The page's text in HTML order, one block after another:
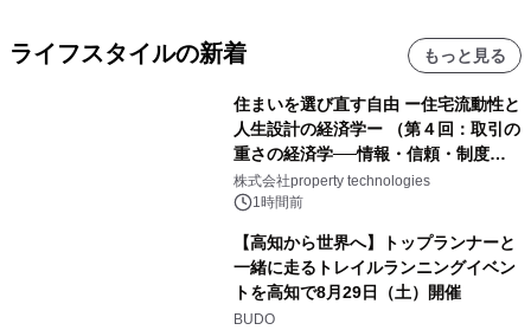
ライフスタイルの新着 もっと見る
住まいを選び直す自由 ー住宅流動性と
人生設計の経済学ー （第４回：取引の
重さの経済学──情報・信頼・制度を
PropTechはどう組み替えるか）｜
PropTech-Lab
株式会社property technologies
1時間前
【高知から世界へ】トップランナーと
一緒に走るトレイルランニングイベン
トを高知で8月29日（土）開催
BUDO